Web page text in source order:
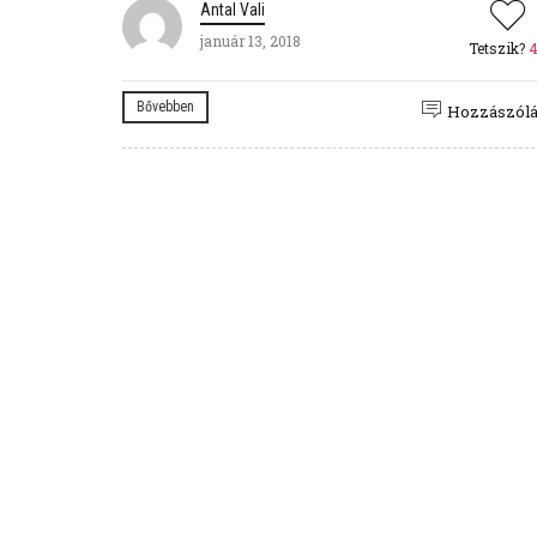
Antal Vali
január 13, 2018
Tetszik?
Bővebben